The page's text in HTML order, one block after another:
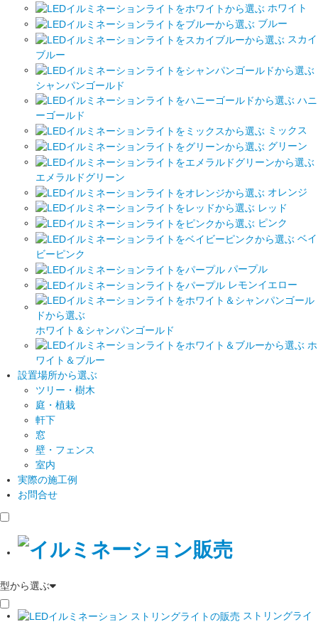
ホワイト
ブルー
スカイ
ブルー
シャンパンゴールド
ハニ
ーゴールド
ミックス
グリーン
エメラルドグリーン
オレンジ
レッド
ピンク
ベイ
ビーピンク
パープル
レモンイエロー
ホワイト＆シャンパンゴールド
ホ
ワイト＆ブルー
設置場所から選ぶ
ツリー・樹木
庭・植栽
軒下
窓
壁・フェンス
室内
実際の施工例
お問合せ
型から選ぶ
ストリングライ